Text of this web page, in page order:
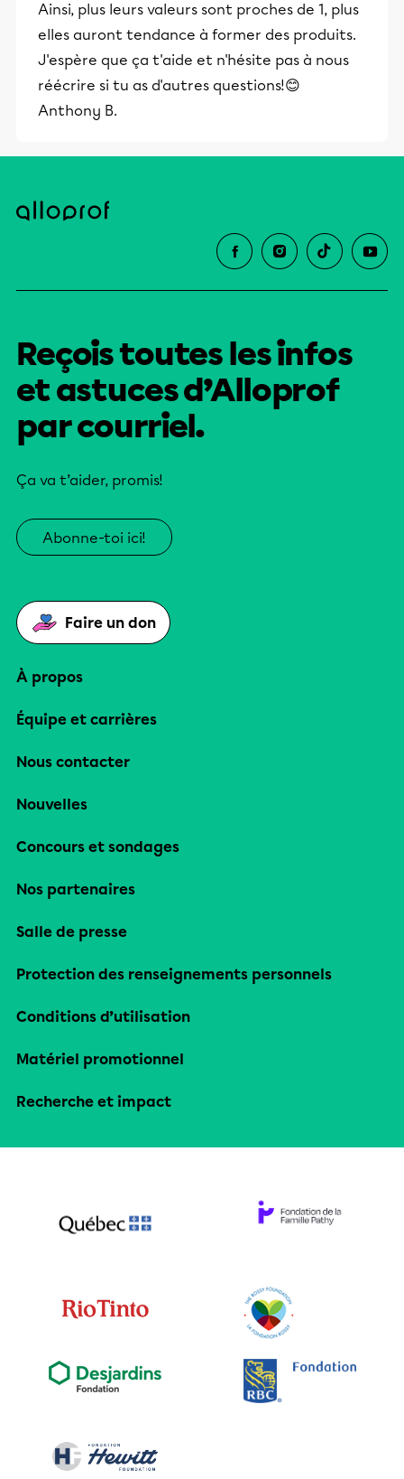
Ainsi, plus leurs valeurs sont proches de 1, plus
elles auront tendance à former des produits.
J'espère que ça t'aide et n'hésite pas à nous
réécrire si tu as d'autres questions!😊
Anthony B.
Reçois toutes les infos
et astuces d’Alloprof
par courriel.
Ça va t’aider, promis!
Abonne-toi ici!
Faire un don
À propos
Équipe et carrières
Nous contacter
Nouvelles
Concours et sondages
Nos partenaires
Salle de presse
Protection des renseignements personnels
Conditions d’utilisation
Matériel promotionnel
Recherche et impact